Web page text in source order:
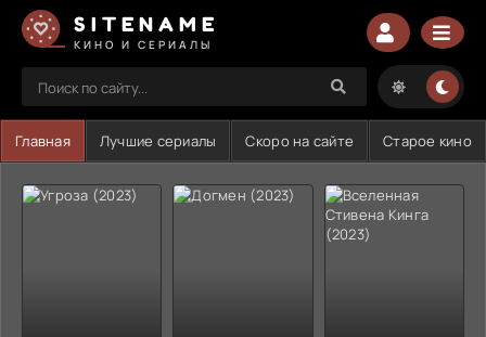
SITENAME
КИНО И СЕРИАЛЫ
Главная Лучшие сериалы Скоро на сайте Старое кино